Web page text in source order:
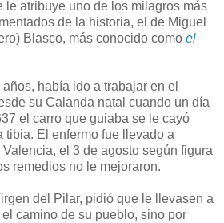
le atribuye uno de los milagros más
de la historia, el de Miguel
Blasco, más conocido como el
había ido a trabajar en el
su Calanda natal cuando un día
el carro que guiaba se le cayó
tibia. El enfermo fue llevado a
el 3 de agosto según figura
remedios no le mejoraron.
del Pilar, pidió que le llevasen a
camino de su pueblo, sino por